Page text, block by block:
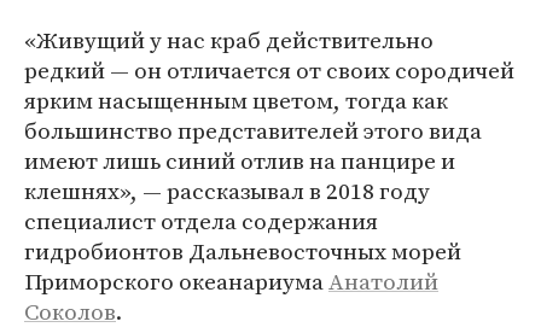
«Живущий у нас краб действительно
редкий — он отличается от своих сородичей
ярким насыщенным цветом, тогда как
большинство представителей этого вида
имеют лишь синий отлив на панцире и
клешнях», — рассказывал в 2018 году
специалист отдела содержания
гидробионтов Дальневосточных морей
Приморского океанариумаАнатолий
Соколов.